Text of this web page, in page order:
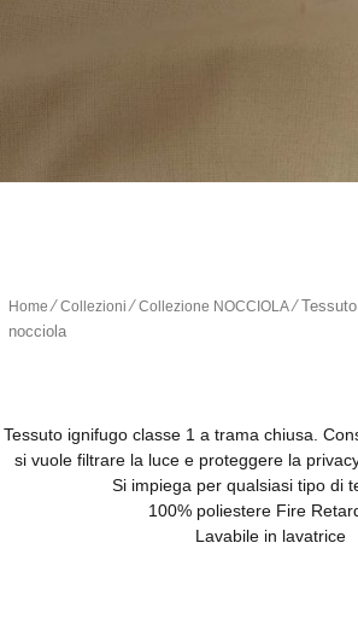
Home ∕Collezioni ∕Collezione NOCCIOLA∕
nocciola
Tessuto ignifugo classe 1 a trama chiusa.
si vuole filtrare la luce e proteggere la
Si impiega per qualsiasi tipo di
100% poliestere Fire
Lavabile in lavatrice